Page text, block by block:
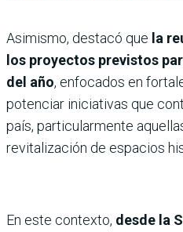
Asimismo, destacó que la
los proyectos previstos
del año, enfocados en
potenciar iniciativas que
país, particularmente
revitalización de espacios
En este contexto, desde la